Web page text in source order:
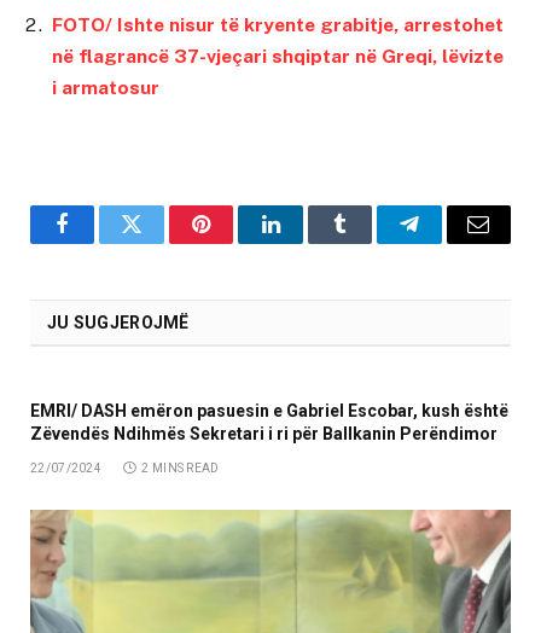
FOTO/ Ishte nisur të kryente grabitje, arrestohet
në flagrancë 37-vjeçari shqiptar në Greqi, lëvizte
i armatosur
FacebookTwitter PinterestLinkedInTumblr TelegramEmail
JU SUGJEROJMË
EMRI/ DASH emëron pasuesin e Gabriel Escobar, kush është
Zëvendës Ndihmës Sekretari i ri për Ballkanin Perëndimor
22/07/2024 2 MINS READ